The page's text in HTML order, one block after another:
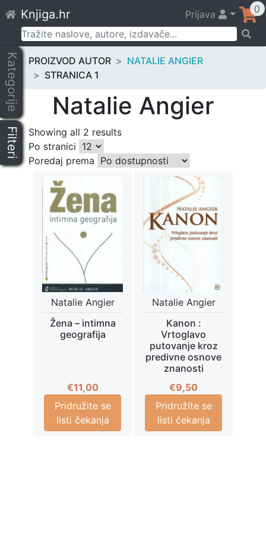
to
content
Knjiga.hr Prijava 0
Pretraži:
Kategorije
Filteri
PROIZVOD AUTOR
NATALIE ANGIER
STRANICA 1
Natalie Angier
Showing all 2 results
Po stranici
Poredaj prema
Natalie Angier
Žena – intimna
geografija
€11,00
Pridružite se
listi čekanja
Natalie Angier
Kanon :
Vrtoglavo
putovanje kroz
predivne osnove
znanosti
€9,50
Pridružite se
listi čekanja